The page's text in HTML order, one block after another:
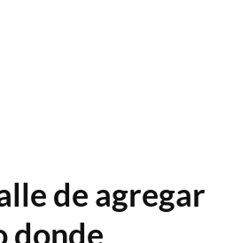
de agregar
donde